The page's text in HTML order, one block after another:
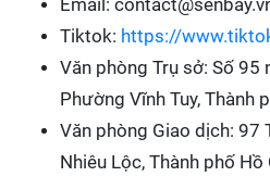
Email:
Tiktok: https://
Văn phòng Trụ sở: Số
Phường Vĩnh Tuy, Thành
Văn phòng Giao dịch: 97
Nhiêu Lộc, Thành phố Hồ